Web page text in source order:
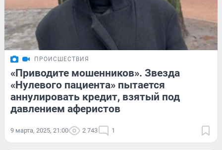
ПРОИСШЕСТВИЯ
«Приводите мошенников». Звезда
«Нулевого пациента» пытается
аннулировать кредит, взятый под
давлением аферистов
9 марта, 2025, 21:00 2 743 1